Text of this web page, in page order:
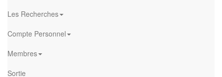
Les Recherches
Compte Personnel
Membres
Sortie